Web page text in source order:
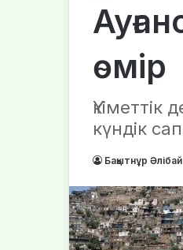
өмір
күндік
Бақытнұр Әлібай